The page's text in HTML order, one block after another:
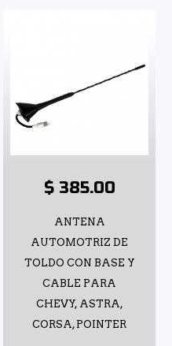
$ 385.00
ANTENA
AUTOMOTRIZ DE
TOLDO CON BASE Y
CABLE PARA
CHEVY, ASTRA,
CORSA, POINTER